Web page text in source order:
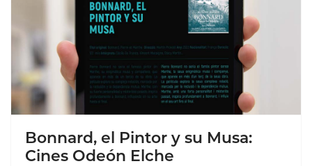
Bonnard, el Pintor y su Musa:
Cines Odeón Elche